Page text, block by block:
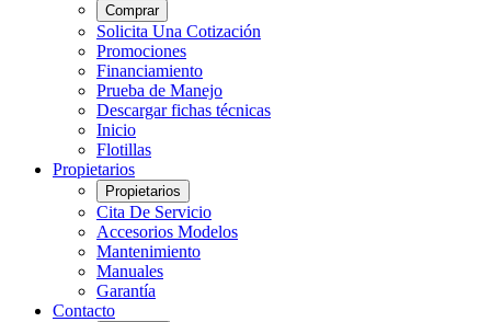
Comprar
Solicita Una Cotización
Promociones
Financiamiento
Prueba de Manejo
Descargar fichas técnicas
Inicio
Flotillas
Propietarios
Propietarios
Cita De Servicio
Accesorios Modelos
Mantenimiento
Manuales
Garantía
Contacto